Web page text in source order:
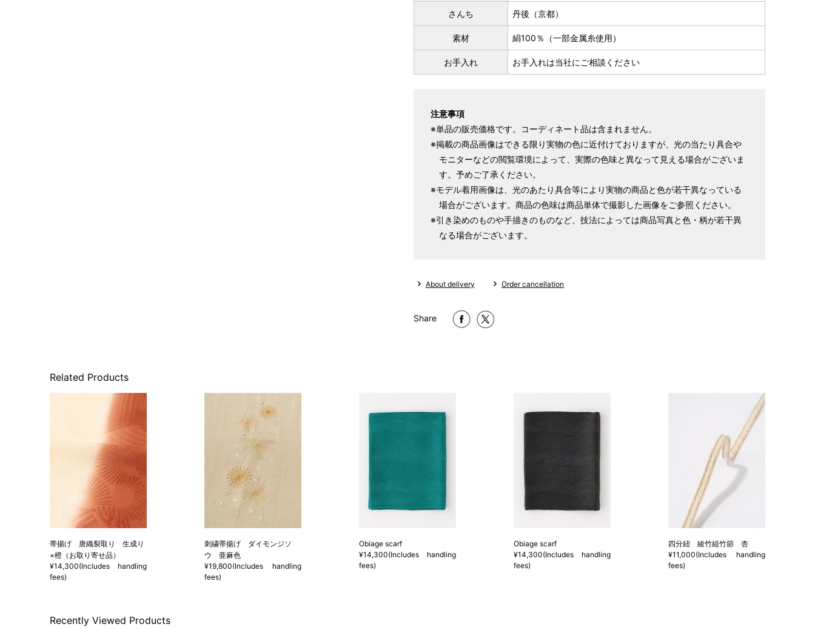
さんち 丹後（京都）
素材 絹100％（一部金属糸使用）
お手入れ お手入れは当社にご相談ください
注意事項
※単品の販売価格です。コーディネート品は含まれません。
※掲載の商品画像はできる限り実物の色に近付けておりますが、光の当たり具合や
モニターなどの閲覧環境によって、実際の色味と異なって見える場合がございま
す。予めご了承ください。
※モデル着用画像は、光のあたり具合等により実物の商品と色が若干異なっている
場合がございます。商品の色味は商品単体で撮影した画像をご参照ください。
※引き染めのものや手描きのものなど、技法によっては商品写真と色・柄が若干異
なる場合がございます。
About delivery Order cancellation
Share
Related Products
帯揚げ 唐織裂取り 生成り
×橙（お取り寄せ品）
¥14,300(Includes handling
fees)
刺繍帯揚げ ダイモンジソ
ウ 亜麻色
¥19,800(Includes handling
fees)
Obiage scarf
¥14,300(Includes handling
fees)
Obiage scarf
¥14,300(Includes handling
fees)
四分紐 綾竹組竹節 杏
¥11,000(Includes handling
fees)
Recently Viewed Products